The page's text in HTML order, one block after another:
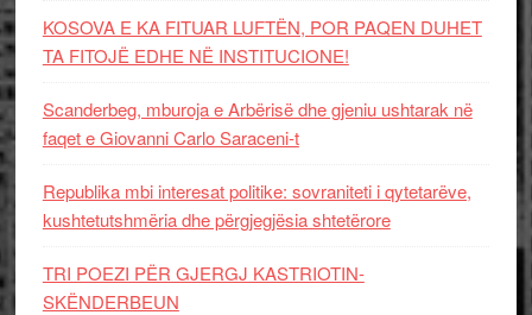
KOSOVA E KA FITUAR LUFTËN, POR PAQEN DUHET
TA FITOJË EDHE NË INSTITUCIONE!
Scanderbeg, mburoja e Arbërisë dhe gjeniu ushtarak në
faqet e Giovanni Carlo Saraceni-t
Republika mbi interesat politike: sovraniteti i qytetarëve,
kushtetutshmëria dhe përgjegjësia shtetërore
TRI POEZI PËR GJERGJ KASTRIOTIN-
SKËNDERBEUN